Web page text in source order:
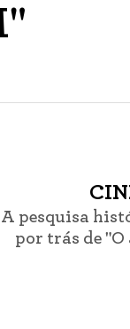
A pesquisa
por trás de "O